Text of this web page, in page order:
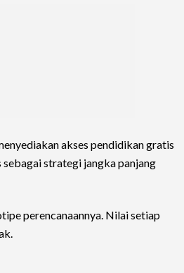
akses pendidikan gratis
strategi jangka panjang
perencanaannya. Nilai setiap